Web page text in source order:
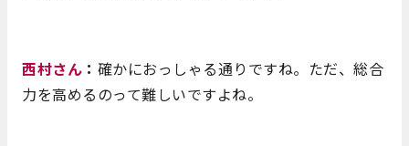
西村さん ： 確かにおっしゃる通りですね。ただ、総合
力を高めるのって難しいですよね。